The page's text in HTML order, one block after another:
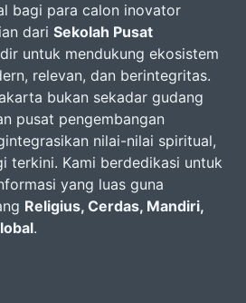
bagi para calon inovator
dari Sekolah Pusat
untuk mendukung ekosistem
relevan, dan berintegritas.
bukan sekadar gudang
pusat pengembangan
nilai-nilai spiritual,
terkini. Kami berdedikasi untuk
yang luas guna
Religius, Cerdas, Mandiri,
.